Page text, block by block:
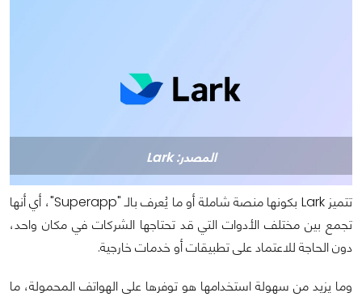
المصدر: Lark
تتميز Lark بكونها منصة شاملة أو ما يُعرف بالـ "Superapp"، أي أنها
تجمع بين مختلف الأدوات التي قد تحتاجها الشركات في مكان واحد،
دون الحاجة للاعتماد على تطبيقات أو خدمات خارجية.
وما يزيد من سهولة استخدامها هو توفرها على الهواتف المحمولة، ما